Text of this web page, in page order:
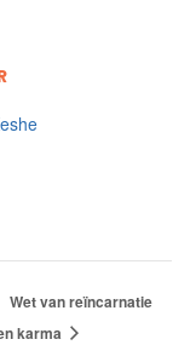
Wet van reïncarnatie
karma